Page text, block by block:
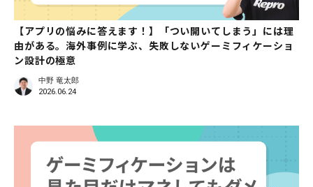
【アプリの悩みに答えます！】「つい開いてしまう」には理
由がある。海外事例に学ぶ、失敗しないゲーミフィケーショ
ン設計の極意
中野 竜太郎
2026.06.24